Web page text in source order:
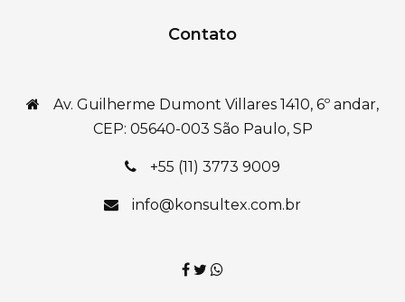
Contato
Av. Guilherme Dumont Villares 1410, 6º andar,
CEP: 05640-003 São Paulo, SP
+55 (11) 3773 9009
info@konsultex.com.br